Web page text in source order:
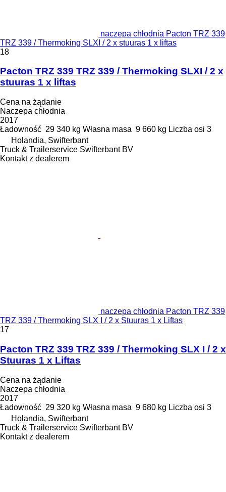
naczepa chłodnia Pacton TRZ 339
TRZ 339 / Thermoking SLXI / 2 x stuuras 1 x liftas
18
Pacton TRZ 339 TRZ 339 / Thermoking SLXI / 2 x
stuuras 1 x liftas
Cena na żądanie
Naczepa chłodnia
2017
Ładowność 29 340 kg Własna masa 9 660 kg Liczba osi 3
Holandia, Swifterbant
Truck & Trailerservice Swifterbant BV
Kontakt z dealerem
naczepa chłodnia Pacton TRZ 339
TRZ 339 / Thermoking SLX I / 2 x Stuuras 1 x Liftas
17
Pacton TRZ 339 TRZ 339 / Thermoking SLX I / 2 x
Stuuras 1 x Liftas
Cena na żądanie
Naczepa chłodnia
2017
Ładowność 29 320 kg Własna masa 9 680 kg Liczba osi 3
Holandia, Swifterbant
Truck & Trailerservice Swifterbant BV
Kontakt z dealerem